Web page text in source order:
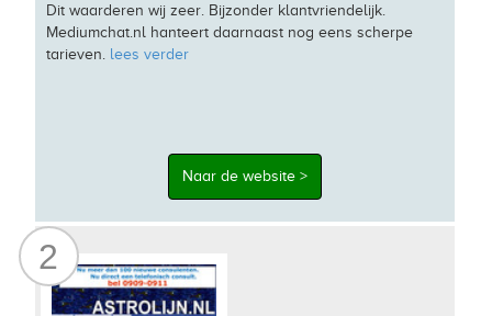
Dit waarderen wij zeer. Bijzonder klantvriendelijk.
Mediumchat.nl hanteert daarnaast nog eens scherpe
tarieven. lees verder
Naar de website >
2